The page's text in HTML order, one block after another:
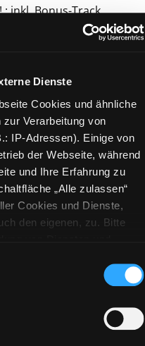
Dienste
Cookies und ähnliche
zur Verarbeitung von
IP-Adressen). Einige von
der Webseite, während
und Ihre Erfahrung zu
„Alle zulassen“
Cookies und Dienste,
den eigenen, zu. Bitte
des EWR ohne
kann. In diesem
Risiken für Betroffene nicht
Eine Verarbeitung
inkl. Bonus-Track